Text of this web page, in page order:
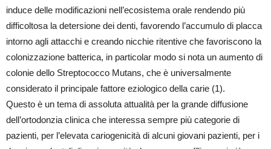
induce delle modificazioni nell’ecosistema orale rendendo più
difficoltosa la detersione dei denti, favorendo l’accumulo di placca
intorno agli attacchi e creando nicchie ritentive che favoriscono la
colonizzazione batterica, in particolar modo si nota un aumento di
colonie dello Streptococco Mutans, che è universalmente
considerato il principale fattore eziologico della carie (1).
Questo è un tema di assoluta attualità per la grande diffusione
dell’ortodonzia clinica che interessa sempre più categorie di
pazienti, per l’elevata cariogenicità di alcuni giovani pazienti, per i